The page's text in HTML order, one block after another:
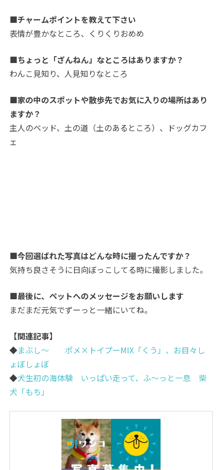
■チャームポイントを教えて下さい
表情が豊かなところ、くりくりおめめ
■ちょっと「ざんねん」なところはありますか？
わんこ見知り、人見知りなところ
■家の中のスポットや散歩先でお気に入りの場所はあり
ますか？
主人のベッド、土の道（土のあるところ）、ドッグカフ
ェ
■今回選ばれた写真はどんな時に撮ったんですか？
気持ち良さそうに日向ぼっこしてる時に撮影しました。
■最後に、ペットへのメッセージをお願いします
まだまだ元気でずーっと一緒にいてね。
【関連記事】
◆まぶし～ ポメ×トイプーMIX「くう」、お目々し
ょぼしょぼ
◆犬生初の海体験 いっぱい走って、ふ～っと一息 柴
犬「もち」